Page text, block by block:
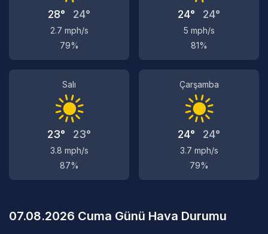
28° 24°
2.7 mph/s
79%
24° 24°
5 mph/s
81%
Salı
23° 23°
3.8 mph/s
87%
Çarşamba
24° 24°
3.7 mph/s
79%
07.08.2026 Cuma Günü Hava Durumu